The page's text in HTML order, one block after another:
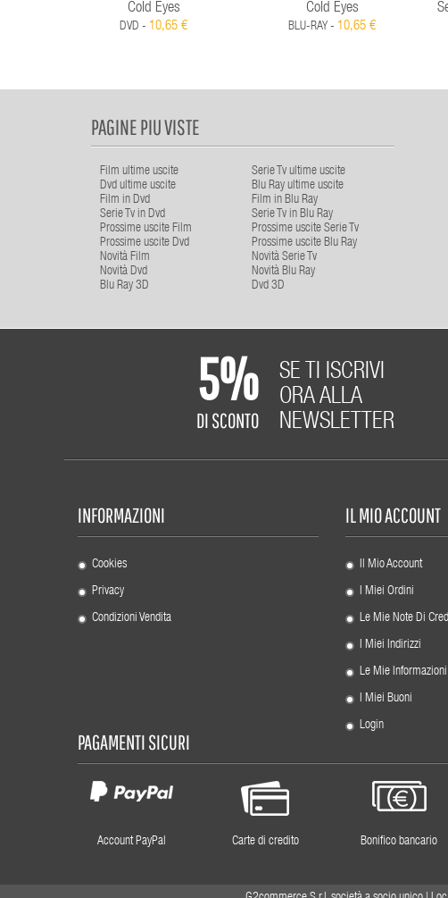
Cold Eyes
DVD - 10,65 €
Cold Eyes
BLU-RAY - 10,65 €
PAGINE PIU VISTE
Film ultime uscite
Serie Tv ultime uscite
Dvd ultime uscite
Blu Ray ultime uscite
Film in Dvd
Film in Blu Ray
Serie Tv in Dvd
Serie Tv in Blu Ray
Prossime uscite Film
Prossime uscite Serie Tv
Prossime uscite Dvd
Prossime uscite Blu Ray
Novità Film
Novità Serie Tv
Novità Dvd
Novità Blu Ray
Blu Ray 3D
Dvd 3D
5%
DI SCONTO
SE TI ISCRIVI
ORA ALLA
NEWSLETTER
INFORMAZIONI
Cookies
Privacy
Condizioni Vendita
IL MIO ACCOUNT
Il Mio Account
I Miei Ordini
Le Mie Note Di
I Miei Indirizzi
Le Mie
I Miei Buoni
Login
PAGAMENTI SICURI
Account PayPal Carte di credito Bonifico bancario